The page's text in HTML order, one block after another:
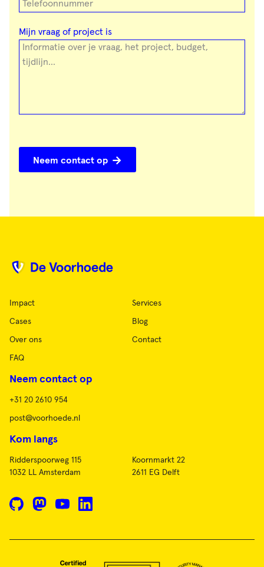
Mijn vraag of project is
Neem contact op
Impact Services
Cases Blog
Over ons Contact
FAQ
Neem contact op
+31 20 2610 954
post@voorhoede.nl
Kom langs
Ridderspoorweg 115
1032 LL Amsterdam
Koornmarkt 22
2611 EG Delft
GitHubMastodonYouTubeLinkedIn